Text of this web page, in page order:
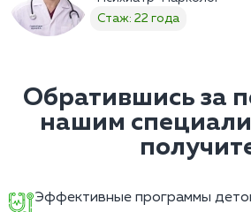
Стаж: 22 года
Обратившись за
нашим
Эффективные программы